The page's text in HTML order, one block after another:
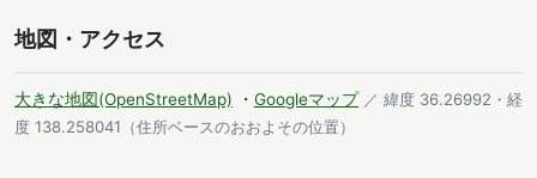
地図・アクセス
大きな地図(OpenStreetMap) ・ Googleマップ ／ 緯度 36.26992・経
度 138.258041（住所ベースのおおよその位置）